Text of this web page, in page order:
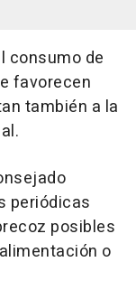
consumo de
favorecen
también a la
periódicas
posibles
o